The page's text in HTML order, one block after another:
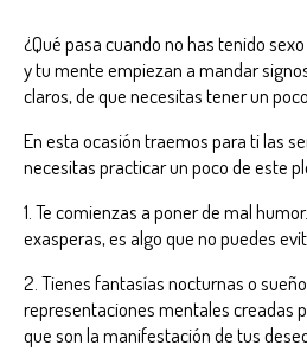
¿Qué pasa cuando no has tenido
y tu mente empiezan a mandar
claros, de que necesitas tener un
En esta ocasión traemos para ti las
necesitas practicar un poco de este
1. Te comienzas a poner de mal
exasperas, es algo que no puedes
2. Tienes fantasías nocturnas o
representaciones mentales creadas
que son la manifestación de tus